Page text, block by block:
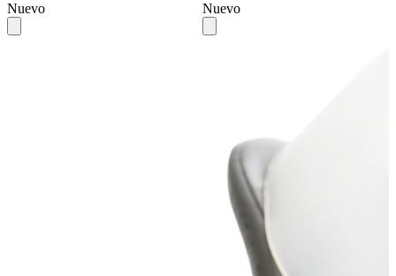
Nuevo Nuevo